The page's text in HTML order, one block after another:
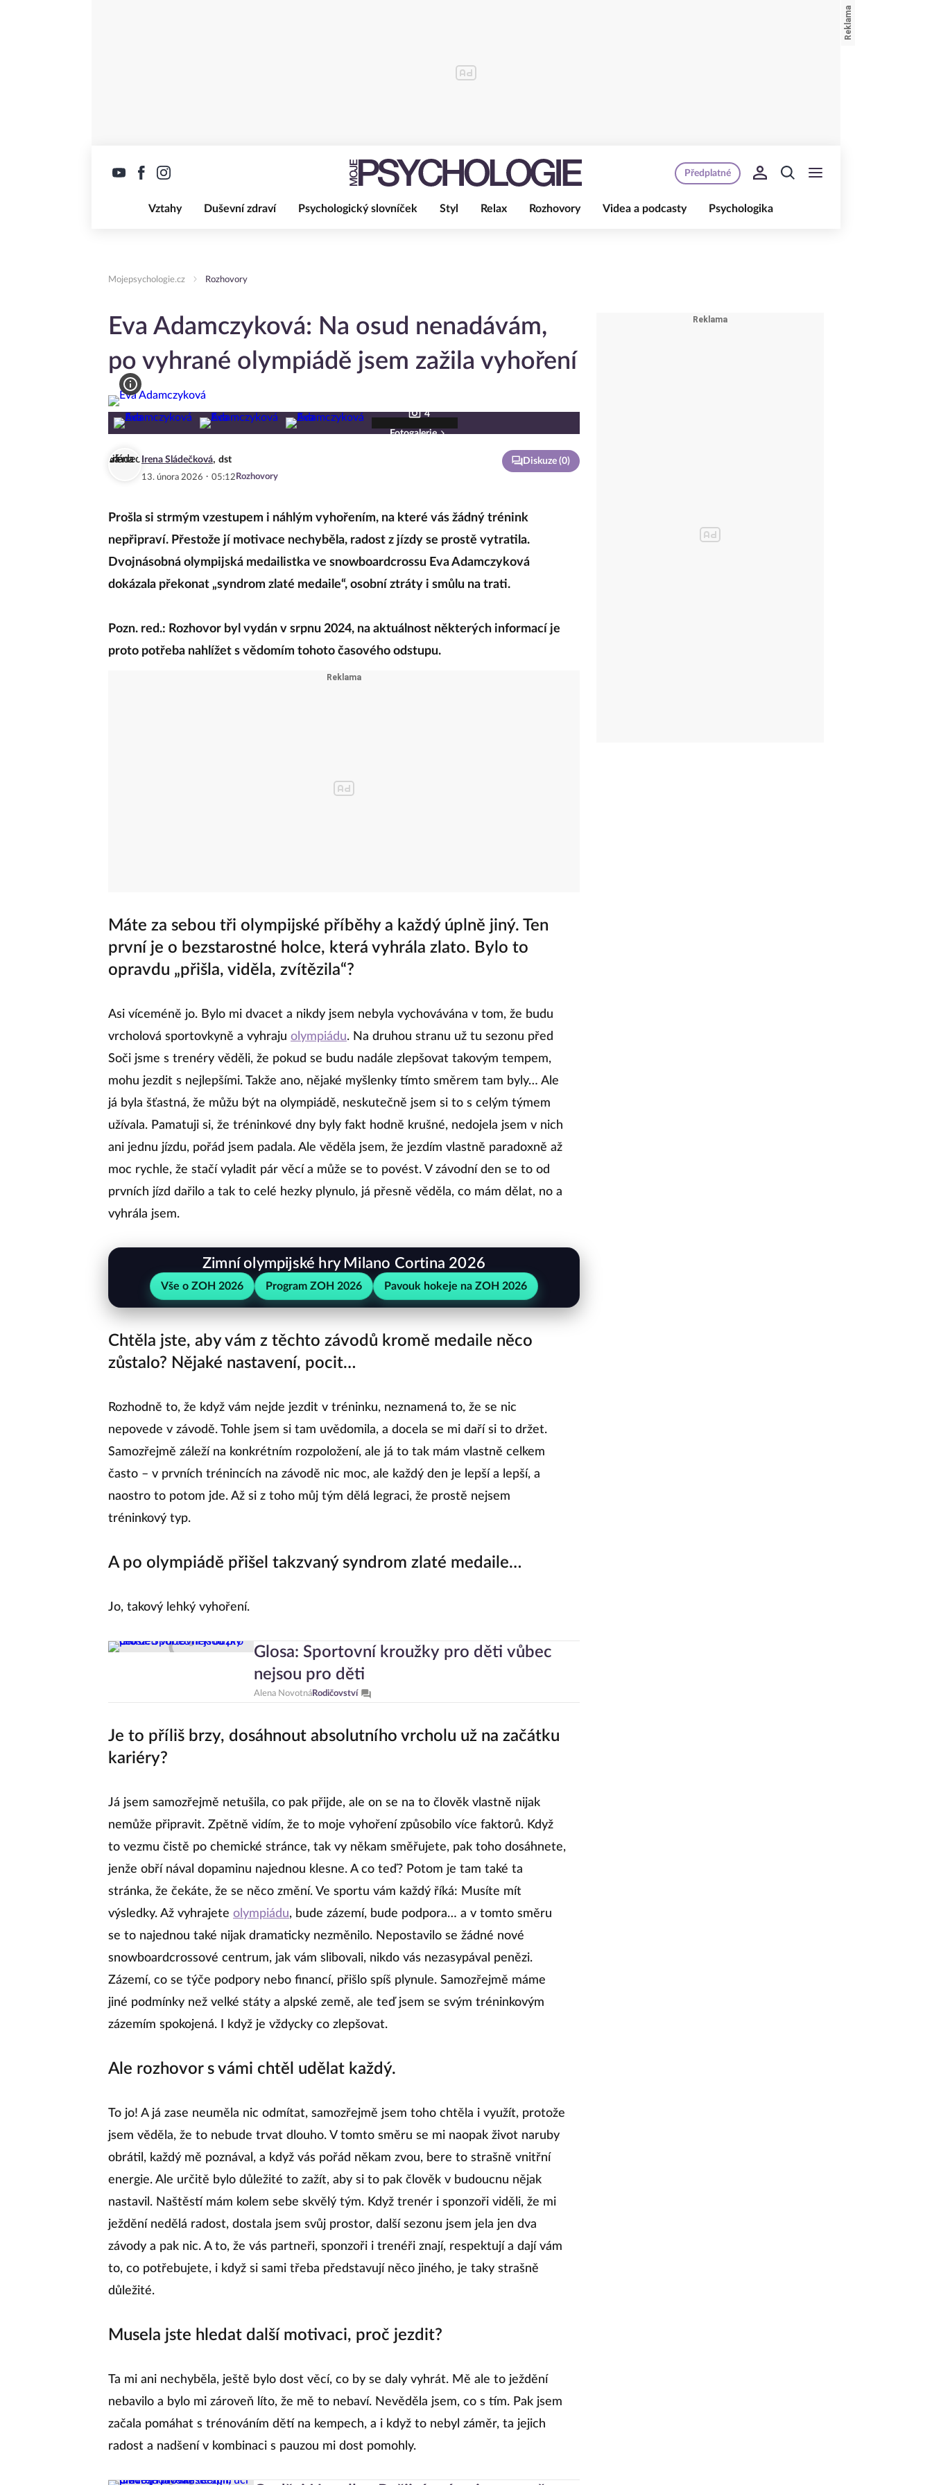
Vztahy Duševní zdraví Psychologický slovníček Styl Relax Rozhovory Videa a podcasty Psychologika
Předplatné
Mojepsychologie.cz Rozhovory
Eva Adamczyková: Na osud nenadávám,
po vyhrané olympiádě jsem zažila vyhoření
4
Fotogalerie
Irena Sládečková, dst
13. února 2026 · 05:12 Rozhovory
Diskuze (0)
Prošla si strmým vzestupem i náhlým vyhořením, na které vás žádný trénink
nepřipraví. Přestože jí motivace nechyběla, radost z jízdy se prostě vytratila.
Dvojnásobná olympijská medailistka ve snowboardcrossu Eva Adamczyková
dokázala překonat „syndrom zlaté medaile“, osobní ztráty i smůlu na trati.
Pozn. red.: Rozhovor byl vydán v srpnu 2024, na aktuálnost některých informací je
proto potřeba nahlížet s vědomím tohoto časového odstupu.
Máte za sebou tři olympijské příběhy a každý úplně jiný. Ten
první je o bezstarostné holce, která vyhrála zlato. Bylo to
opravdu „přišla, viděla, zvítězila“?
Asi víceméně jo. Bylo mi dvacet a nikdy jsem nebyla vychovávána v tom, že budu
vrcholová sportovkyně a vyhraju olympiádu. Na druhou stranu už tu sezonu před
Soči jsme s trenéry věděli, že pokud se budu nadále zlepšovat takovým tempem,
mohu jezdit s nejlepšími. Takže ano, nějaké myšlenky tímto směrem tam byly… Ale
já byla šťastná, že můžu být na olympiádě, neskutečně jsem si to s celým týmem
užívala. Pamatuji si, že tréninkové dny byly fakt hodně krušné, nedojela jsem v nich
ani jednu jízdu, pořád jsem padala. Ale věděla jsem, že jezdím vlastně paradoxně až
moc rychle, že stačí vyladit pár věcí a může se to povést. V závodní den se to od
prvních jízd dařilo a tak to celé hezky plynulo, já přesně věděla, co mám dělat, no a
vyhrála jsem.
Zimní olympijské hry Milano Cortina 2026
Vše o ZOH 2026 Program ZOH 2026 Pavouk hokeje na ZOH 2026
Chtěla jste, aby vám z těchto závodů kromě medaile něco
zůstalo? Nějaké nastavení, pocit…
Rozhodně to, že když vám nejde jezdit v tréninku, neznamená to, že se nic
nepovede v závodě. Tohle jsem si tam uvědomila, a docela se mi daří si to držet.
Samozřejmě záleží na konkrétním rozpoložení, ale já to tak mám vlastně celkem
často – v prvních trénincích na závodě nic moc, ale každý den je lepší a lepší, a
naostro to potom jde. Až si z toho můj tým dělá legraci, že prostě nejsem
tréninkový typ.
A po olympiádě přišel takzvaný syndrom zlaté medaile…
Jo, takový lehký vyhoření.
Glosa: Sportovní kroužky pro děti vůbec
nejsou pro děti
Alena NovotnáRodičovství
Je to příliš brzy, dosáhnout absolutního vrcholu už na začátku
kariéry?
Já jsem samozřejmě netušila, co pak přijde, ale on se na to člověk vlastně nijak
nemůže připravit. Zpětně vidím, že to moje vyhoření způsobilo více faktorů. Když
to vezmu čistě po chemické stránce, tak vy někam směřujete, pak toho dosáhnete,
jenže obří nával dopaminu najednou klesne. A co teď? Potom je tam také ta
stránka, že čekáte, že se něco změní. Ve sportu vám každý říká: Musíte mít
výsledky. Až vyhrajete olympiádu, bude zázemí, bude podpora… a v tomto směru
se to najednou také nijak dramaticky nezměnilo. Nepostavilo se žádné nové
snowboardcrossové centrum, jak vám slibovali, nikdo vás nezasypával penězi.
Zázemí, co se týče podpory nebo financí, přišlo spíš plynule. Samozřejmě máme
jiné podmínky než velké státy a alpské země, ale teď jsem se svým tréninkovým
zázemím spokojená. I když je vždycky co zlepšovat.
Ale rozhovor s vámi chtěl udělat každý.
To jo! A já zase neuměla nic odmítat, samozřejmě jsem toho chtěla i využít, protože
jsem věděla, že to nebude trvat dlouho. V tomto směru se mi naopak život naruby
obrátil, každý mě poznával, a když vás pořád někam zvou, bere to strašně vnitřní
energie. Ale určitě bylo důležité to zažít, aby si to pak člověk v budoucnu nějak
nastavil. Naštěstí mám kolem sebe skvělý tým. Když trenér i sponzoři viděli, že mi
ježdění nedělá radost, dostala jsem svůj prostor, další sezonu jsem jela jen dva
závody a pak nic. A to, že vás partneři, sponzoři i trenéři znají, respektují a dají vám
to, co potřebujete, i když si sami třeba představují něco jiného, je taky strašně
důležité.
Musela jste hledat další motivaci, proč jezdit?
Ta mi ani nechyběla, ještě bylo dost věcí, co by se daly vyhrát. Mě ale to ježdění
nebavilo a bylo mi zároveň líto, že mě to nebaví. Nevěděla jsem, co s tím. Pak jsem
začala pomáhat s trénováním dětí na kempech, a i když to nebyl záměr, ta jejich
radost a nadšení v kombinaci s pauzou mi dost pomohly.